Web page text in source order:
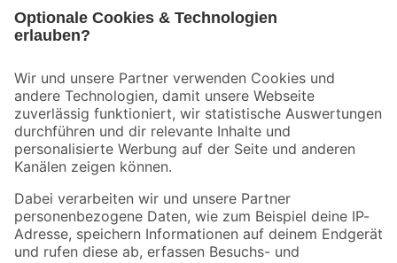
Der toom Newsletter: Keine Angebote und Aktionen mehr verpassen!
Zur Newsletter Anmeldung
Folge uns
Zahlungsarten Versandarten